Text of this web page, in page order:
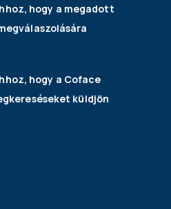
hogy a megadott
hogy a Coface
küldjön